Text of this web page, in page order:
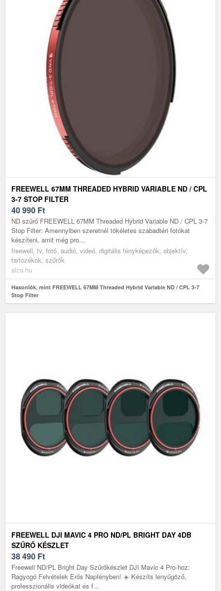
FREEWELL 67MM THREADED HYBRID VARIABLE ND / CPL
3-7 STOP FILTER
40 990 Ft
ND szűrő FREEWELL 67MM Threaded Hybrid Variable ND / CPL 3-7
Stop Filter: Amennyiben szeretnél tökéletes szabadtéri fotókat
készíteni, amit még pro...
freewell, tv, fotó, audió, videó, digitális fényképezők, objektív,
tartozékok, szűrők
alza.hu
Hasonlók, mint FREEWELL 67MM Threaded Hybrid Variable ND / CPL 3-7
Stop Filter
FREEWELL DJI MAVIC 4 PRO ND/PL BRIGHT DAY 4DB
SZŰRŐ KÉSZLET
38 490 Ft
Freewell ND/PL Bright Day Szűrőkészlet DJI Mavic 4 Pro-hoz:
Ragyogó Felvételek Erős Napfényben! ☀️ Készíts lenyűgöző,
professzionális videókat és f...